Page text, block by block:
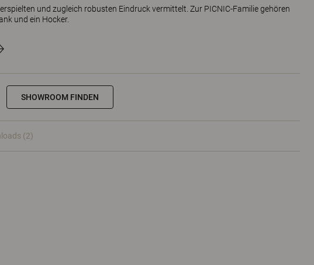
und zugleich robusten Eindruck vermittelt. Zur PICNIC-Familie gehören
und ein Hocker.
SHOWROOM FINDEN
(2)